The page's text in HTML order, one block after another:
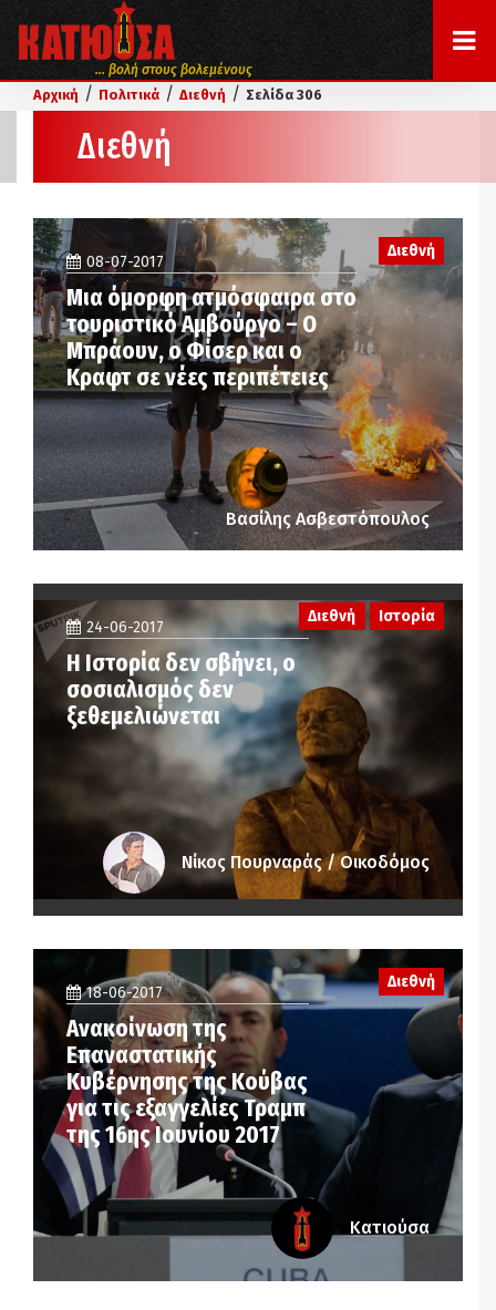
... βολή στους βολεμένους
Αρχική / Πολιτικά / Διεθνή / Σελίδα 306
Διεθνή
Διεθνή
08-07-2017
Μια όμορφη ατμόσφαιρα στο
τουριστικό Αμβούργο – Ο
Μπράουν, ο Φίσερ και ο
Κραφτ σε νέες περιπέτειες
Βασίλης Ασβεστόπουλος
24-06-2017
Η Ιστορία δεν σβήνει, ο
σοσιαλισμός δεν
ξεθεμελιώνεται
Διεθνή Ιστορία
Νίκος Πουρναράς / Οικοδόμος
18-06-2017
Ανακοίνωση της
Επαναστατικής
Κυβέρνησης της Κούβας
για τις εξαγγελίες Τραμπ
της 16ης Ιουνίου 2017
Διεθνή
Κατιούσα